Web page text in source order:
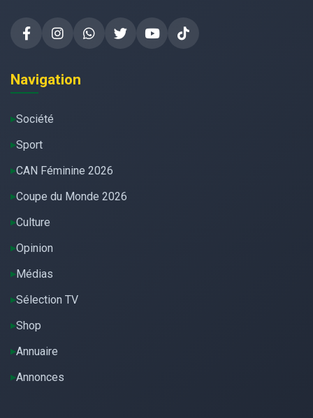
Navigation
Société
Sport
CAN Féminine 2026
Coupe du Monde 2026
Culture
Opinion
Médias
Sélection TV
Shop
Annuaire
Annonces